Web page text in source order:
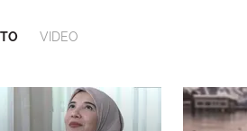
VIDEO